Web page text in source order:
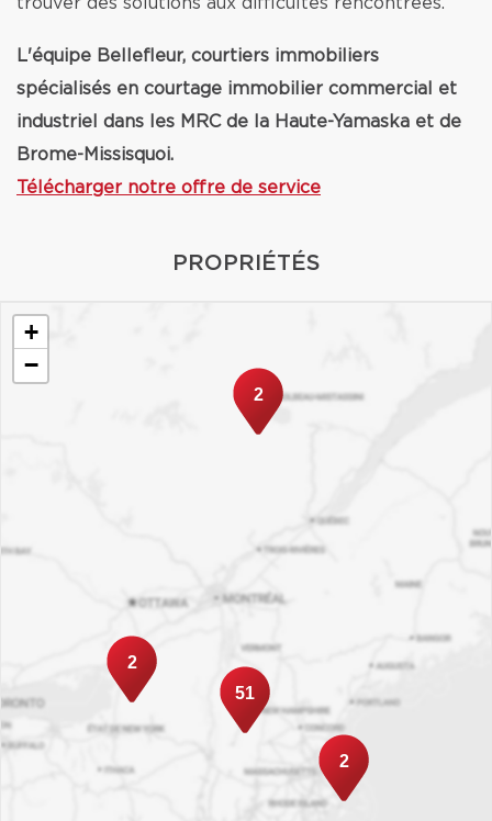
L'équipe Bellefleur, courtiers immobiliers
spécialisés en courtage immobilier commercial et
industriel dans les MRC de la Haute-Yamaska et de
Brome-Missisquoi.
Télécharger notre offre de service
PROPRIÉTÉS
2
2
51
2
+
−